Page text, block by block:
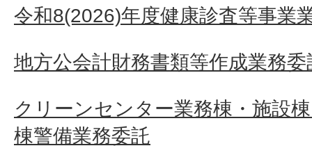
令和8(2026)年度健康診査等事業
地方公会計財務書類等作成業務委
クリーンセンター業務棟・施設
棟警備業務委託